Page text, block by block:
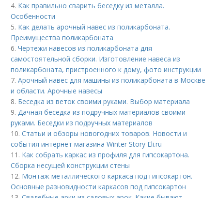
4. Как правильно сварить беседку из металла.
Особенности
5. Как делать арочный навес из поликарбоната.
Преимущества поликарбоната
6.Чертежи навесов из поликарбоната для
самостоятельной сборки. Изготовление навеса из
поликарбоната, пристроенного к дому, фото инструкции
7.Арочный навес для машины из поликарбоната в Москве
и области. Арочные навесы
8. Беседка из веток своими руками. Выбор материала
9. Дачная беседка из подручных материалов своими
руками. Беседки из подручных материалов
10.Статьи и обзоры новогодних товаров. Новости и
события интернет магазина Winter Story Eli.ru
11. Как собрать каркас из профиля для гипсокартона.
Сборка несущей конструкции стены
12. Монтаж металлического каркаса под гипсокартон.
Основные разновидности каркасов под гипсокартон